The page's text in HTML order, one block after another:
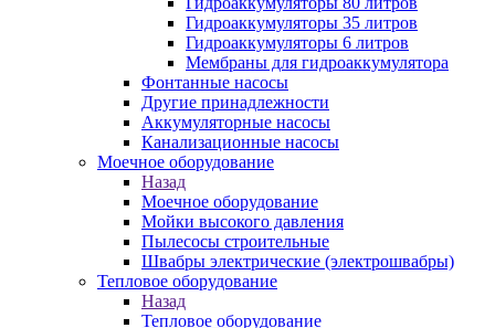
Гидроаккумуляторы 35 литров
Гидроаккумуляторы 6 литров
Мембраны для гидроаккумулятора
Фонтанные насосы
Другие принадлежности
Аккумуляторные насосы
Канализационные насосы
Моечное оборудование
Назад
Моечное оборудование
Мойки высокого давления
Пылесосы строительные
Швабры электрические (электрошвабры)
Тепловое оборудование
Назад
Тепловое оборудование